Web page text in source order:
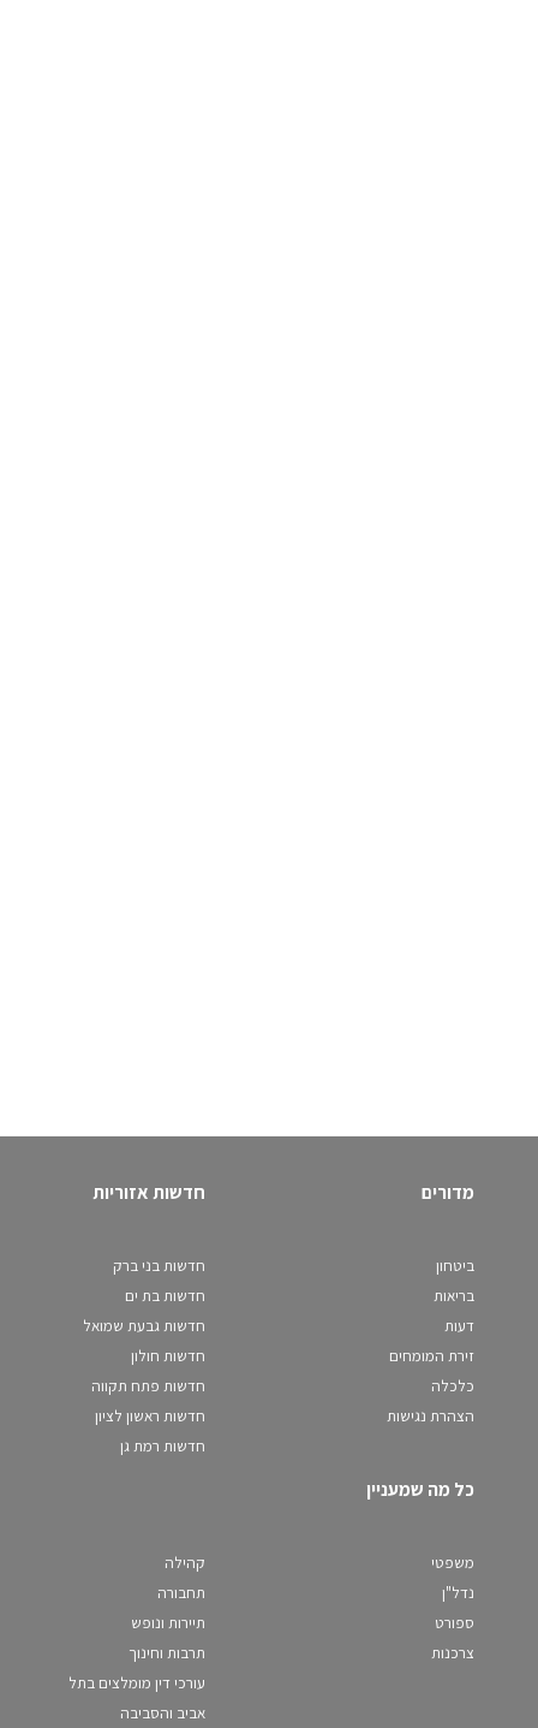
מדורים
ביטחון
בריאות
דעות
זירת המומחים
כלכלה
הצהרת נגישות
חדשות אזוריות
חדשות בני ברק
חדשות בת ים
חדשות גבעת שמואל
חדשות חולון
חדשות פתח תקווה
חדשות ראשון לציון
חדשות רמת גן
כל מה שמעניין
משפטי
נדל"ן
ספורט
צרכנות
קהילה
תחבורה
תיירות ונופש
תרבות וחינוך
עורכי דין מומלצים בתל
אביב והסביבה